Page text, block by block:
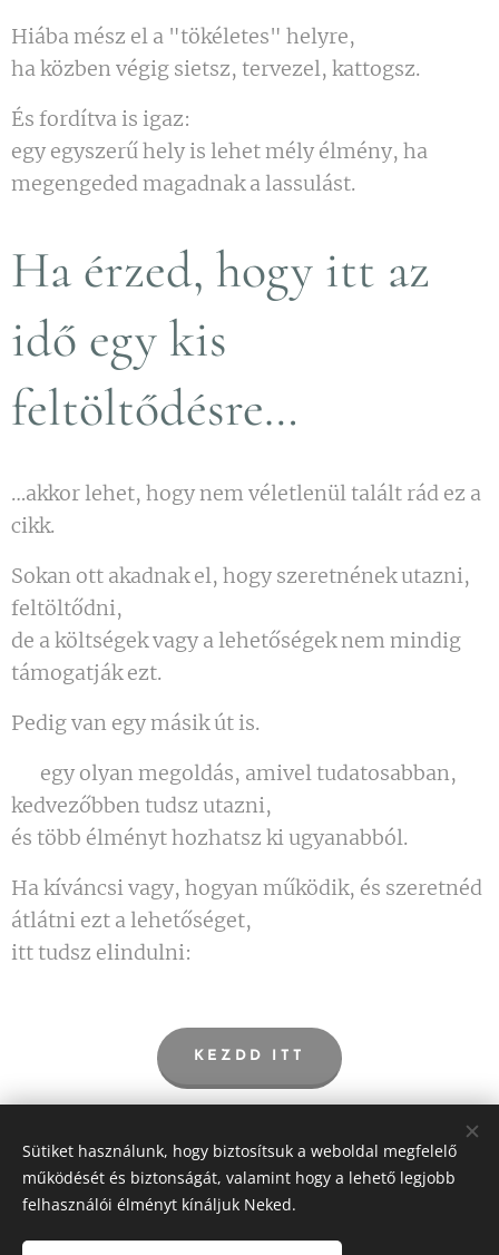
Hiába mész el a "tökéletes" helyre,
ha közben végig sietsz, tervezel, kattogsz.
És fordítva is igaz:
egy egyszerű hely is lehet mély élmény, ha
megengeded magadnak a lassulást.
Ha érzed, hogy itt az
idő egy kis
feltöltődésre…
…akkor lehet, hogy nem véletlenül talált rád ez a
cikk.
Sokan ott akadnak el, hogy szeretnének utazni,
feltöltődni,
de a költségek vagy a lehetőségek nem mindig
támogatják ezt.
Pedig van egy másik út is.
👉 egy olyan megoldás, amivel tudatosabban,
kedvezőbben tudsz utazni,
és több élményt hozhatsz ki ugyanabból.
Ha kíváncsi vagy, hogyan működik, és szeretnéd
átlátni ezt a lehetőséget,
itt tudsz elindulni: 👇
KEZDD ITT
Share
Sütiket használunk, hogy biztosítsuk a weboldal megfelelő
működését és biztonságát, valamint hogy a lehető legjobb
felhasználói élményt kínáljuk Neked.